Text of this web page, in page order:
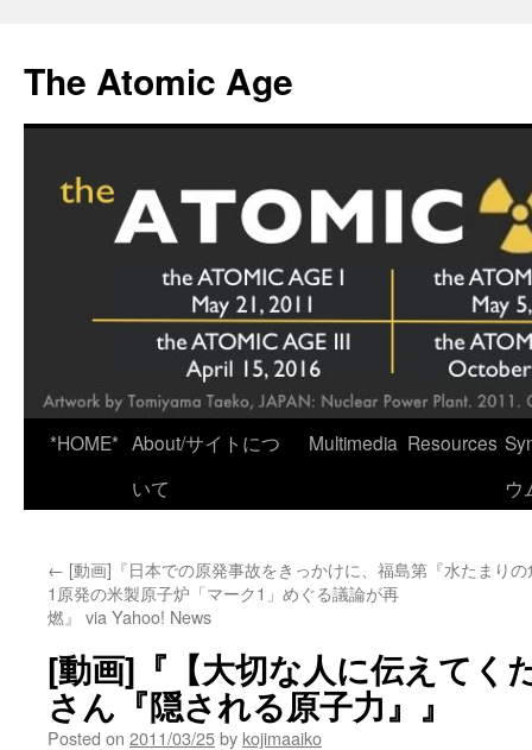
content
The Atomic Age
*HOME* About/サイトにつ
いて
Multimedia Resources
ウ
← [動画]『日本での原発事故をきっかけに、福島第
1原発の米製原子炉「マーク1」めぐる議論が再
燃』 via Yahoo! News
『水たまり
[動画]『【大切な人に伝えてく
さん『隠される原子力』』
Posted on 2011/03/25by kojimaaiko